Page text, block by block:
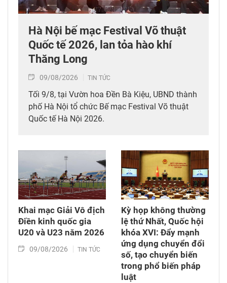
Hà Nội bế mạc Festival Võ thuật
Quốc tế 2026, lan tỏa hào khí
Thăng Long
09/08/2026 TIN TỨC
Tối 9/8, tại Vườn hoa Đền Bà Kiệu, UBND thành
phố Hà Nội tổ chức Bế mạc Festival Võ thuật
Quốc tế Hà Nội 2026.
Khai mạc Giải Vô địch
Điền kinh quốc gia
U20 và U23 năm 2026
09/08/2026 TIN TỨC
Kỳ họp không thường
lệ thứ Nhất, Quốc hội
khóa XVI: Đẩy mạnh
ứng dụng chuyển đổi
số, tạo chuyển biến
trong phổ biến pháp
luật